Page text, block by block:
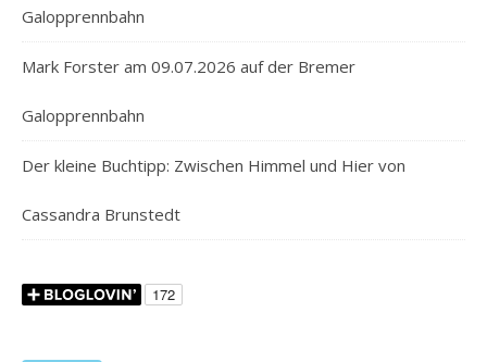
Galopprennbahn
Mark Forster am 09.07.2026 auf der Bremer
Galopprennbahn
Der kleine Buchtipp: Zwischen Himmel und Hier von
Cassandra Brunstedt